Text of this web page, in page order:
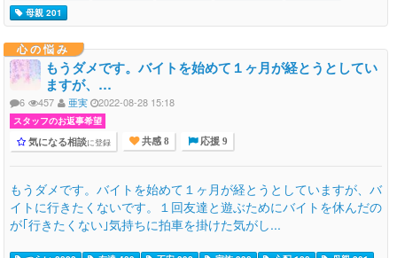
母親 201
心の悩み
もうダメです。バイトを始めて１ヶ月が経とうとしてい
ますが、…
6 457 亜実 2022-08-28 15:18
スタッフのお返事希望
気になる相談に登録 共感 8 応援 9
もうダメです。バイトを始めて１ヶ月が経とうとしていますが、バ
イトに行きたくないです。１回友達と遊ぶためにバイトを休んだの
が｢行きたくない｣気持ちに拍車を掛けた気がし...